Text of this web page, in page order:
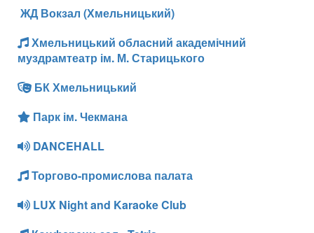
ЖД Вокзал (Хмельницький)
Хмельницький обласний академічний
муздрамтеатр ім. М. Старицького
БК Хмельницький
Парк ім. Чекмана
DANCEHALL
Торгово-промислова палата
LUX Night and Karaoke Club